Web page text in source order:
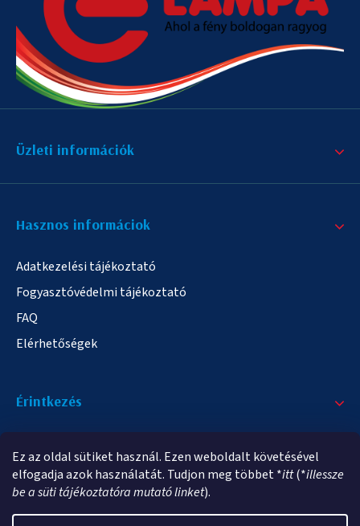
Ez az oldal sütiket használ. Ezen weboldalt követésével
elfogadja azok használatát. Tudjon meg többet *itt(*illessze
be a süti tájékoztatóra mutató linket).
Üzleti információk
Hasznos informáciok
Adatkezelési tájékoztató
Fogyasztóvédelmi tájékoztató
FAQ
Elérhetőségek
Érintkezés
info@elampa.hu